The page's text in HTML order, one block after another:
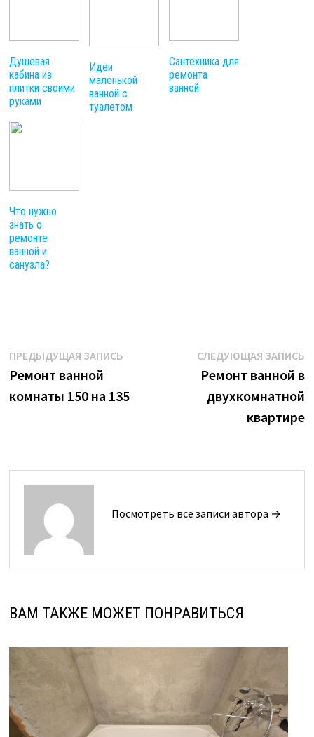
Душевая
кабина из
плитки своими
руками
Идеи
маленькой
ванной с
туалетом
Сантехника для
ремонта
ванной
Что нужно
знать о
ремонте
ванной и
санузла?
Навигация
по
ПРЕДЫДУЩАЯ ЗАПИСЬПредыдущая
Ремонт ванной
комнаты 150 на 135
СЛЕДУЮЩАЯ ЗАПИСЬ
Ремонт ванной в
двухкомнатной
квартире
Посмотреть все записи автора →
ВАМ ТАКЖЕ МОЖЕТ ПОНРАВИТЬСЯ